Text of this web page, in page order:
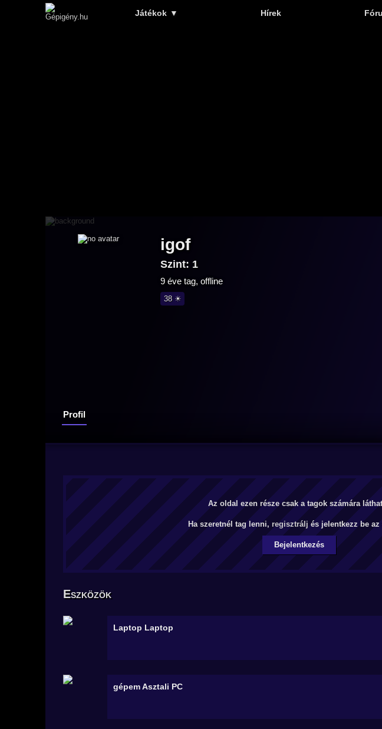
Játékok ▼ Hírek
igof
Szint: 1
9 éve tag, offline
38 ☀
Profil
Az oldal ezen része csak a tagok számára
Ha szeretnél tag lenni, regisztrálj és jelentkezz be
Bejelentkezés
Eszközök
Laptop Laptop
gépemAsztali PC